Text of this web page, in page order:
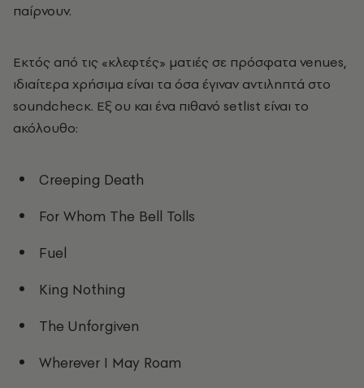
παίρνουν.
Εκτός από τις «κλεφτές» ματιές σε πρόσφατα venues,
ιδιαίτερα χρήσιμα είναι τα όσα έγιναν αντιληπτά στο
soundchecκ. Εξ ου και ένα πιθανό setlist είναι το
ακόλουθο:
Creeping Death
For Whom The Bell Tolls
Fuel
King Nothing
The Unforgiven
Wherever I May Roam